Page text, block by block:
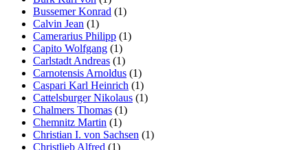
Bussemer Konrad (1)
Calvin Jean (1)
Camerarius Philipp (1)
Capito Wolfgang (1)
Carlstadt Andreas (1)
Carnotensis Arnoldus (1)
Caspari Karl Heinrich (1)
Cattelsburger Nikolaus (1)
Chalmers Thomas (1)
Chemnitz Martin (1)
Christian I. von Sachsen (1)
Christlieb Alfred (1)